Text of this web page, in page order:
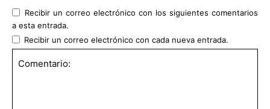
Recibir un correo electrónico con los siguientes comentarios
a esta entrada.
Recibir un correo electrónico con cada nueva entrada.